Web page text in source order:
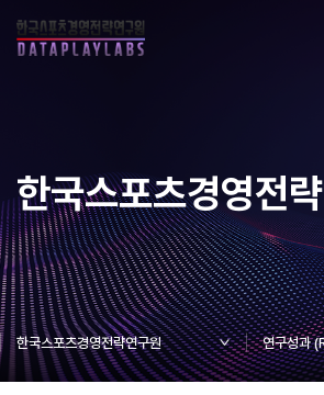
한국스포츠경영전
한국스포츠경영전략연구원 연구성과